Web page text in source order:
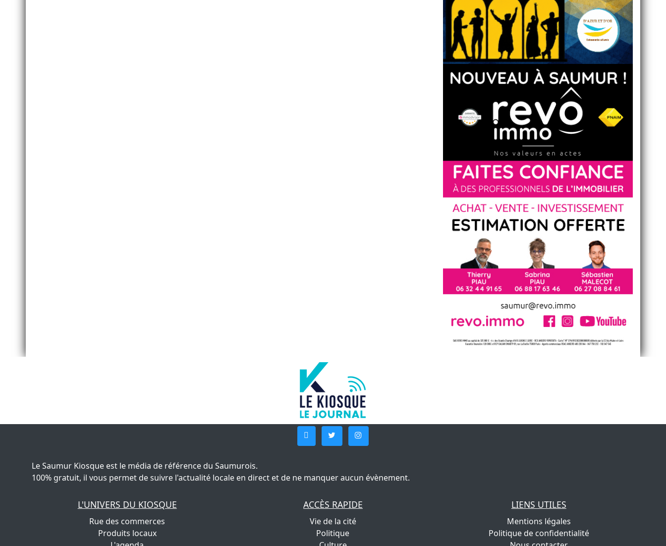
Le Saumur Kiosque est le média de référence du Saumurois.
100% gratuit, il vous permet de suivre l'actualité locale en direct et de ne manquer aucun évènement.
L'UNIVERS DU KIOSQUE
Rue des commerces
Produits locaux
ACCÈS RAPIDE
Vie de la cité
Politique
LIENS UTILES
Mentions légales
Politique de confidentialité